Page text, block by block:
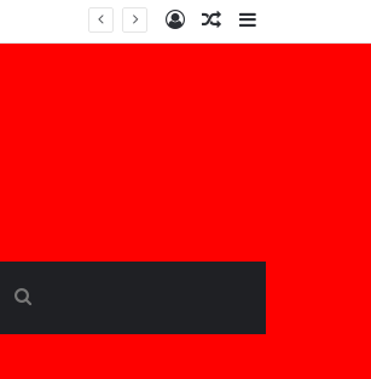
Sidebar
Random
Log